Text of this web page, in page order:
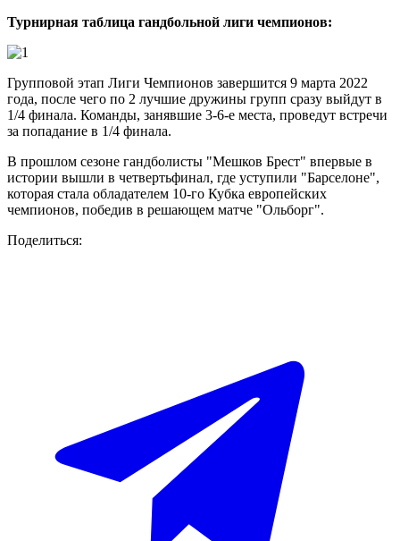
Турнирная таблица гандбольной лиги чемпионов:
Групповой этап Лиги Чемпионов завершится 9 марта 2022
года, после чего по 2 лучшие дружины групп сразу выйдут в
1/4 финала. Команды, занявшие 3-6-е места, проведут встречи
за попадание в 1/4 финала.
В прошлом сезоне гандболисты "Мешков Брест" впервые в
истории вышли в четвертьфинал, где уступили "Барселоне",
которая стала обладателем 10-го Кубка европейских
чемпионов, победив в решающем матче "Ольборг".
Поделиться: